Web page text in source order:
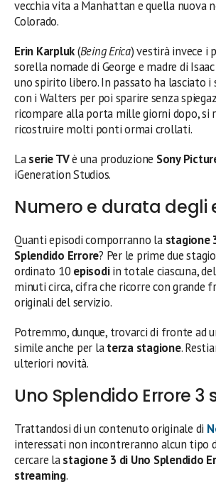
vecchia vita a Manhattan e quella nuova
Colorado.
Erin Karpluk(Being Erica) vestirà invece i
sorella nomade di George e madre di
uno spirito libero. In passato ha lasciato i
con i Walters per poi sparire senza
ricompare alla porta mille giorni dopo, si
ricostruire molti ponti ormai crollati.
Laserie TVè una produzione Sony
iGeneration Studios.
Numero e durata degli
Quanti episodi comporranno la stagione
Splendido Errore? Per le prime due
ordinato 10 episodiin totale ciascuna,
minuti circa, cifra che ricorre con grande
originali del servizio.
Potremmo, dunque, trovarci di fronte ad
simile anche per laterza stagione.
ulteriori novità.
Uno Splendido Errore 3
Trattandosi di un contenuto originale di
interessati non incontreranno alcun tipo
cercare lastagione 3 di Uno Splendido
streaming.